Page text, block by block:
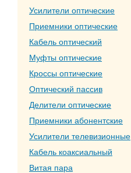
Усилители оптические
Приемники оптические
Кабель оптический
Муфты оптические
Кроссы оптические
Оптический пассив
Делители оптические
Приемники абонентские
Усилители телевизионные
Кабель коаксиальный
Витая пара